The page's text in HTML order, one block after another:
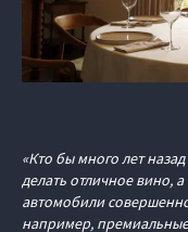
«Кто бы много лет
делать отличное вино,
автомобили
например,